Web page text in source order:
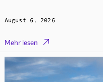
August 6, 2026
Mehr lesen 